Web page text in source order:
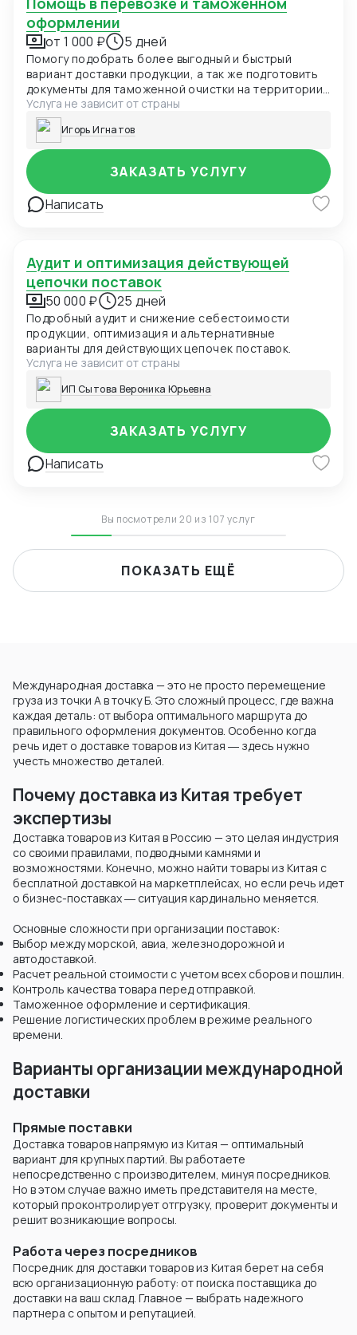
оформлении
от 1 000 ₽ 5 дней
Помогу подобрать более выгодный и быстрый
вариант доставки продукции, а так же подготовить
документы для таможенной очистки на территории
РФ. Стоимость и сроки оговариваются отдельно
после получения конкретного и полного ТЗ.
Услуга не зависит от страны
Игорь Игнатов
Написать
ЗАКАЗАТЬ УСЛУГУ
Аудит и оптимизация действующей
цепочки поставок
50 000 ₽ 25 дней
Подробный аудит и снижение себестоимости
продукции, оптимизация и альтернативные
варианты для действующих цепочек поставок.
Услуга не зависит от страны
ИП Сытова Вероника Юрьевна
Написать
ЗАКАЗАТЬ УСЛУГУ
Вы посмотрели 20 из 107 услуг
ПОКАЗАТЬ ЕЩЁ
Международная доставка — это не просто перемещение
груза из точки А в точку Б. Это сложный процесс, где важна
каждая деталь: от выбора оптимального маршрута до
правильного оформления документов. Особенно когда
речь идет о доставке товаров из Китая ― здесь нужно
учесть множество деталей.
Почему доставка из Китая требует
экспертизы
Доставка товаров из Китая в Россию — это целая индустрия
со своими правилами, подводными камнями и
возможностями. Конечно, можно найти товары из Китая с
бесплатной доставкой на маркетплейсах, но если речь идет
о бизнес-поставках ― ситуация кардинально меняется.
Основные сложности при организации поставок:
Выбор между морской, авиа, железнодорожной и
автодоставкой.
Расчет реальной стоимости с учетом всех сборов и пошлин.
Контроль качества товара перед отправкой.
Таможенное оформление и сертификация.
Решение логистических проблем в режиме реального
времени.
Варианты организации международной
доставки
Прямые поставки
Доставка товаров напрямую из Китая — оптимальный
вариант для крупных партий. Вы работаете
непосредственно с производителем, минуя посредников.
Но в этом случае важно иметь представителя на месте,
который проконтролирует отгрузку, проверит документы и
решит возникающие вопросы.
Работа через посредников
Посредник для доставки товаров из Китая берет на себя
всю организационную работу: от поиска поставщика до
доставки на ваш склад. Главное — выбрать надежного
партнера с опытом и репутацией.